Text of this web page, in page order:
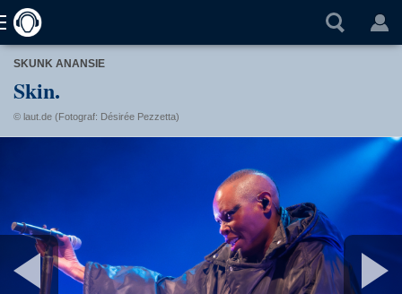
SKUNK ANANSIE
Skin.
© laut.de (Fotograf: Désirée Pezzetta)